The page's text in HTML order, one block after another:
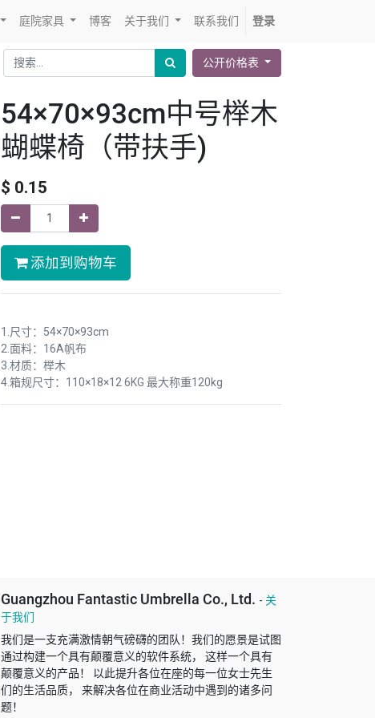
庭院家具 博客 关于我们 联系我们 登录
公开价格表
54×70×93cm中号榉木
蝴蝶椅（带扶手)
$ 0.15
添加到购物车
1.尺寸：54×70×93cm
2.面料：16A帆布
3.材质：榉木
4.箱规尺寸：110×18×12 6KG 最大称重120kg
Guangzhou Fantastic Umbrella Co., Ltd. - 关
于我们
我们是一支充满激情朝气磅礴的团队！我们的愿景是试图
通过构建一个具有颠覆意义的软件系统， 这样一个具有
颠覆意义的产品！ 以此提升各位在座的每一位女士先生
们的生活品质， 来解决各位在商业活动中遇到的诸多问
题！